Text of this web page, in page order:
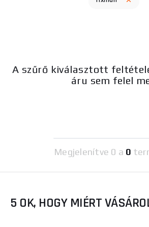
A szűrő kiválasztott
áru sem felel
Megjelenítve 0 a 0
5 OK, HOGY MIÉRT